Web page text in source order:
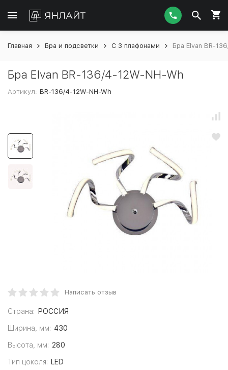
Главная Бра и подсветки С 3 плафонами Бра Elvan BR-
Бра Elvan BR-136/4-12W-NH-Wh
Артикул: BR-136/4-12W-NH-Wh
Написать отзыв
Страна: РОССИЯ
Ширина, мм: 430
Высота, мм: 280
Тип цоколя: LED